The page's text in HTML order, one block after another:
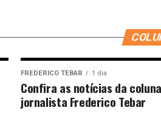
FREDERICO TEBAR 1 dia
Confira as notícias da
jornalista Frederico Tebar